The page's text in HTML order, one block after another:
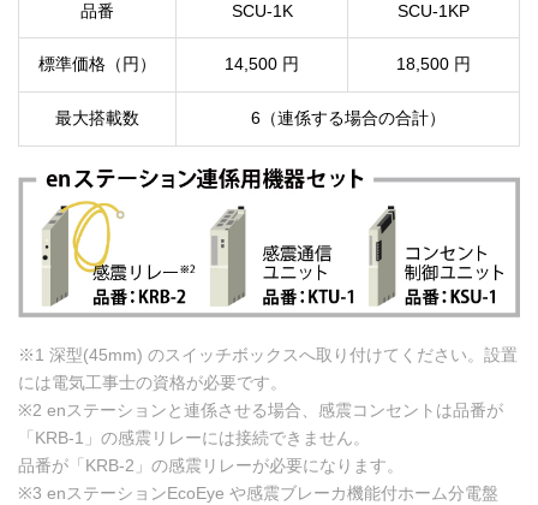
品番 SCU-1K SCU-1KP
標準価格（円） 14,500 円 18,500 円
最大搭載数 6（連係する場合の合計）
※1 深型(45mm) のスイッチボックスへ取り付けてください。設置
には電気工事士の資格が必要です。
※2 enステーションと連係させる場合、感震コンセントは品番が
「KRB-1」の感震リレーには接続できません。
品番が「KRB-2」の感震リレーが必要になります。
※3 enステーションEcoEye や感震ブレーカ機能付ホーム分電盤